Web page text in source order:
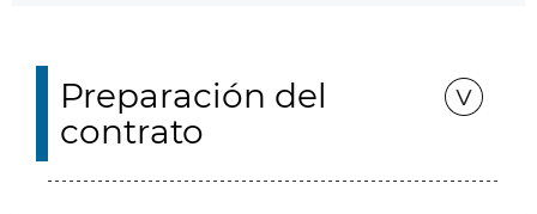
Preparación del
contrato